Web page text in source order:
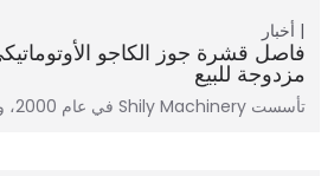
أخبار
فاصل قشرة جوز الكاجو
مزدوجة للبيع
تأسست Shily Machinery في عام 2000، وهي واحدة من أكثر…